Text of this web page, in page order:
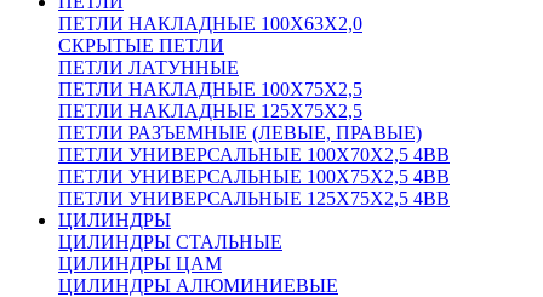
ПЕТЛИ НАКЛАДНЫЕ 100Х63Х2,0
СКРЫТЫЕ ПЕТЛИ
ПЕТЛИ ЛАТУННЫЕ
ПЕТЛИ НАКЛАДНЫЕ 100Х75Х2,5
ПЕТЛИ НАКЛАДНЫЕ 125Х75Х2,5
ПЕТЛИ РАЗЪЕМНЫЕ (ЛЕВЫЕ, ПРАВЫЕ)
ПЕТЛИ УНИВЕРСАЛЬНЫЕ 100Х70Х2,5 4BB
ПЕТЛИ УНИВЕРСАЛЬНЫЕ 100Х75Х2,5 4BB
ПЕТЛИ УНИВЕРСАЛЬНЫЕ 125Х75Х2,5 4BB
ЦИЛИНДРЫ
ЦИЛИНДРЫ СТАЛЬНЫЕ
ЦИЛИНДРЫ ЦАМ
ЦИЛИНДРЫ АЛЮМИНИЕВЫЕ